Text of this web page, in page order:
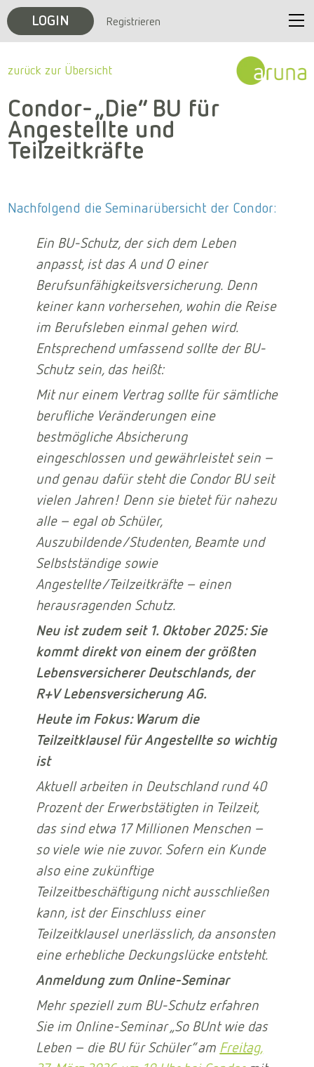
LOGIN Registrieren
Unternehmen
Veranstaltungen
zurück zur Übersicht
Condor- „Die“ BU für
Angestellte und
Teilzeitkräfte
Nachfolgend die Seminarübersicht der Condor:
Ein BU-Schutz, der sich dem Leben
anpasst, ist das A und O einer
Berufsunfähigkeitsversicherung. Denn
keiner kann vorhersehen, wohin die Reise
im Berufsleben einmal gehen wird.
Entsprechend umfassend sollte der BU-
Schutz sein, das heißt:
Mit nur einem Vertrag sollte für sämtliche
berufliche Veränderungen eine
bestmögliche Absicherung
eingeschlossen und gewährleistet sein –
und genau dafür steht die Condor BU seit
vielen Jahren! Denn sie bietet für nahezu
alle – egal ob Schüler,
Auszubildende/Studenten, Beamte und
Selbstständige sowie
Angestellte/Teilzeitkräfte – einen
herausragenden Schutz.
Neu ist zudem seit 1. Oktober 2025: Sie
kommt direkt von einem der größten
Lebensversicherer Deutschlands, der
R+V Lebensversicherung AG.
Heute im Fokus: Warum die
Teilzeitklausel für Angestellte so wichtig
ist
Aktuell arbeiten in Deutschland rund 40
Prozent der Erwerbstätigten in Teilzeit,
das sind etwa 17 Millionen Menschen –
so viele wie nie zuvor. Sofern ein Kunde
also eine zukünftige
Teilzeitbeschäftigung nicht ausschließen
kann, ist der Einschluss einer
Teilzeitklausel unerlässlich, da ansonsten
eine erhebliche Deckungslücke entsteht.
Anmeldung zum Online-Seminar
Mehr speziell zum BU-Schutz erfahren
Sie im Online-Seminar „So BUnt wie das
Leben – die BU für Schüler“ am Freitag,